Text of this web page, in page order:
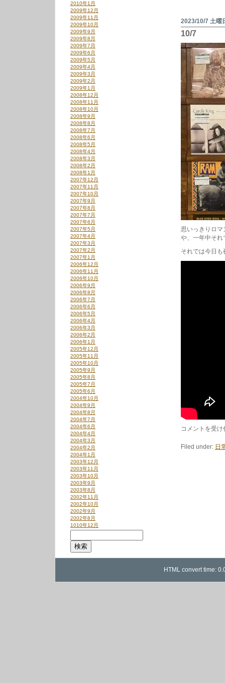
2023/10/7 土曜
10/7
思いっきりロマ
や、一年中そ
それでは今日
10/7
コメントを受
Filed under: 日
2010年1月
2009年12月
2009年11月
2009年10月
2009年9月
2009年8月
2009年7月
2009年6月
2009年5月
2009年4月
2009年3月
2009年2月
2009年1月
2008年12月
2008年11月
2008年10月
2008年9月
2008年8月
2008年7月
2008年6月
2008年5月
2008年4月
2008年3月
2008年2月
2008年1月
2007年12月
2007年11月
2007年10月
2007年9月
2007年8月
2007年7月
2007年6月
2007年5月
2007年4月
2007年3月
2007年2月
2007年1月
2006年12月
2006年11月
2006年10月
2006年9月
2006年8月
2006年7月
2006年6月
2006年5月
2006年4月
2006年3月
2006年2月
2006年1月
2005年12月
2005年11月
2005年10月
2005年9月
2005年8月
2005年7月
2005年6月
2004年10月
2004年9月
2004年8月
2004年7月
2004年6月
2004年4月
2004年3月
2004年2月
2004年1月
2003年12月
2003年11月
2003年10月
2003年9月
2003年8月
2002年11月
2002年10月
2002年9月
2002年8月
1010年12月
HTML convert time: